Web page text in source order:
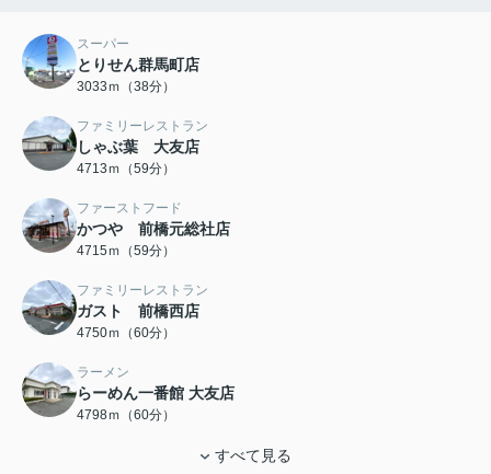
スーパー
とりせん群馬町店
3033ｍ（38分）
ファミリーレストラン
しゃぶ葉 大友店
4713ｍ（59分）
ファーストフード
かつや 前橋元総社店
4715ｍ（59分）
ファミリーレストラン
ガスト 前橋西店
4750ｍ（60分）
ラーメン
らーめん一番館 大友店
4798ｍ（60分）
すべて見る